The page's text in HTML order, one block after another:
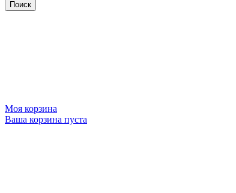
Моя корзина
Ваша корзина пуста